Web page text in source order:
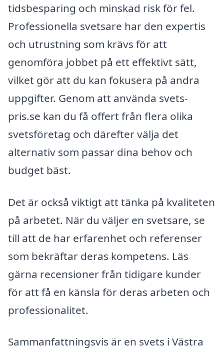
tidsbesparing och minskad risk för fel.
Professionella svetsare har den expertis
och utrustning som krävs för att
genomföra jobbet på ett effektivt sätt,
vilket gör att du kan fokusera på andra
uppgifter. Genom att använda svets-
pris.se kan du få offert från flera olika
svetsföretag och därefter välja det
alternativ som passar dina behov och
budget bäst.
Det är också viktigt att tänka på kvaliteten
på arbetet. När du väljer en svetsare, se
till att de har erfarenhet och referenser
som bekräftar deras kompetens. Läs
gärna recensioner från tidigare kunder
för att få en känsla för deras arbeten och
professionalitet.
Sammanfattningsvis är en svets i Västra